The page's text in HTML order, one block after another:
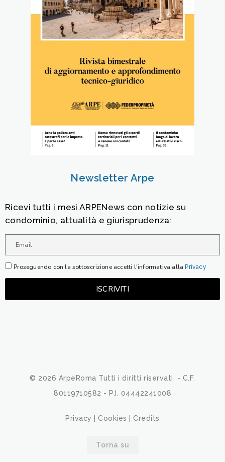
Newsletter Arpe
Ricevi tutti i mesi ARPENews con notizie su
condominio, attualità e giurisprudenza:
Proseguendo con la sottoscrizione accetti l'informativa allaPrivacy
ISCRIVITI
© 2026 ArpeRoma Tutti i diritti riservati. - C.F.
80119710582 - P.I. 04442241008
Privacy |Cookies |Credits
Torna su